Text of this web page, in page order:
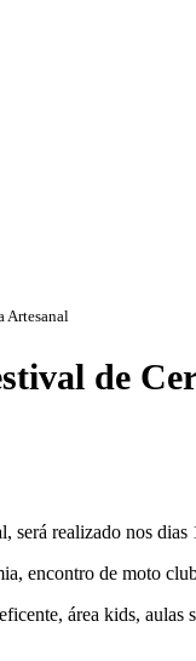
Artesanal
de
será realizado nos
encontro de moto
área kids, aulas